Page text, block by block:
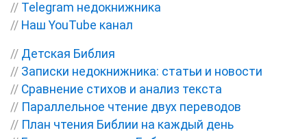
// Telegram недокнижника
// Наш YouTube канал
// Детская Библия
// Записки недокнижника: статьи и новости
// Сравнение стихов и анализ текста
// Параллельное чтение двух переводов
// План чтения Библии на каждый день